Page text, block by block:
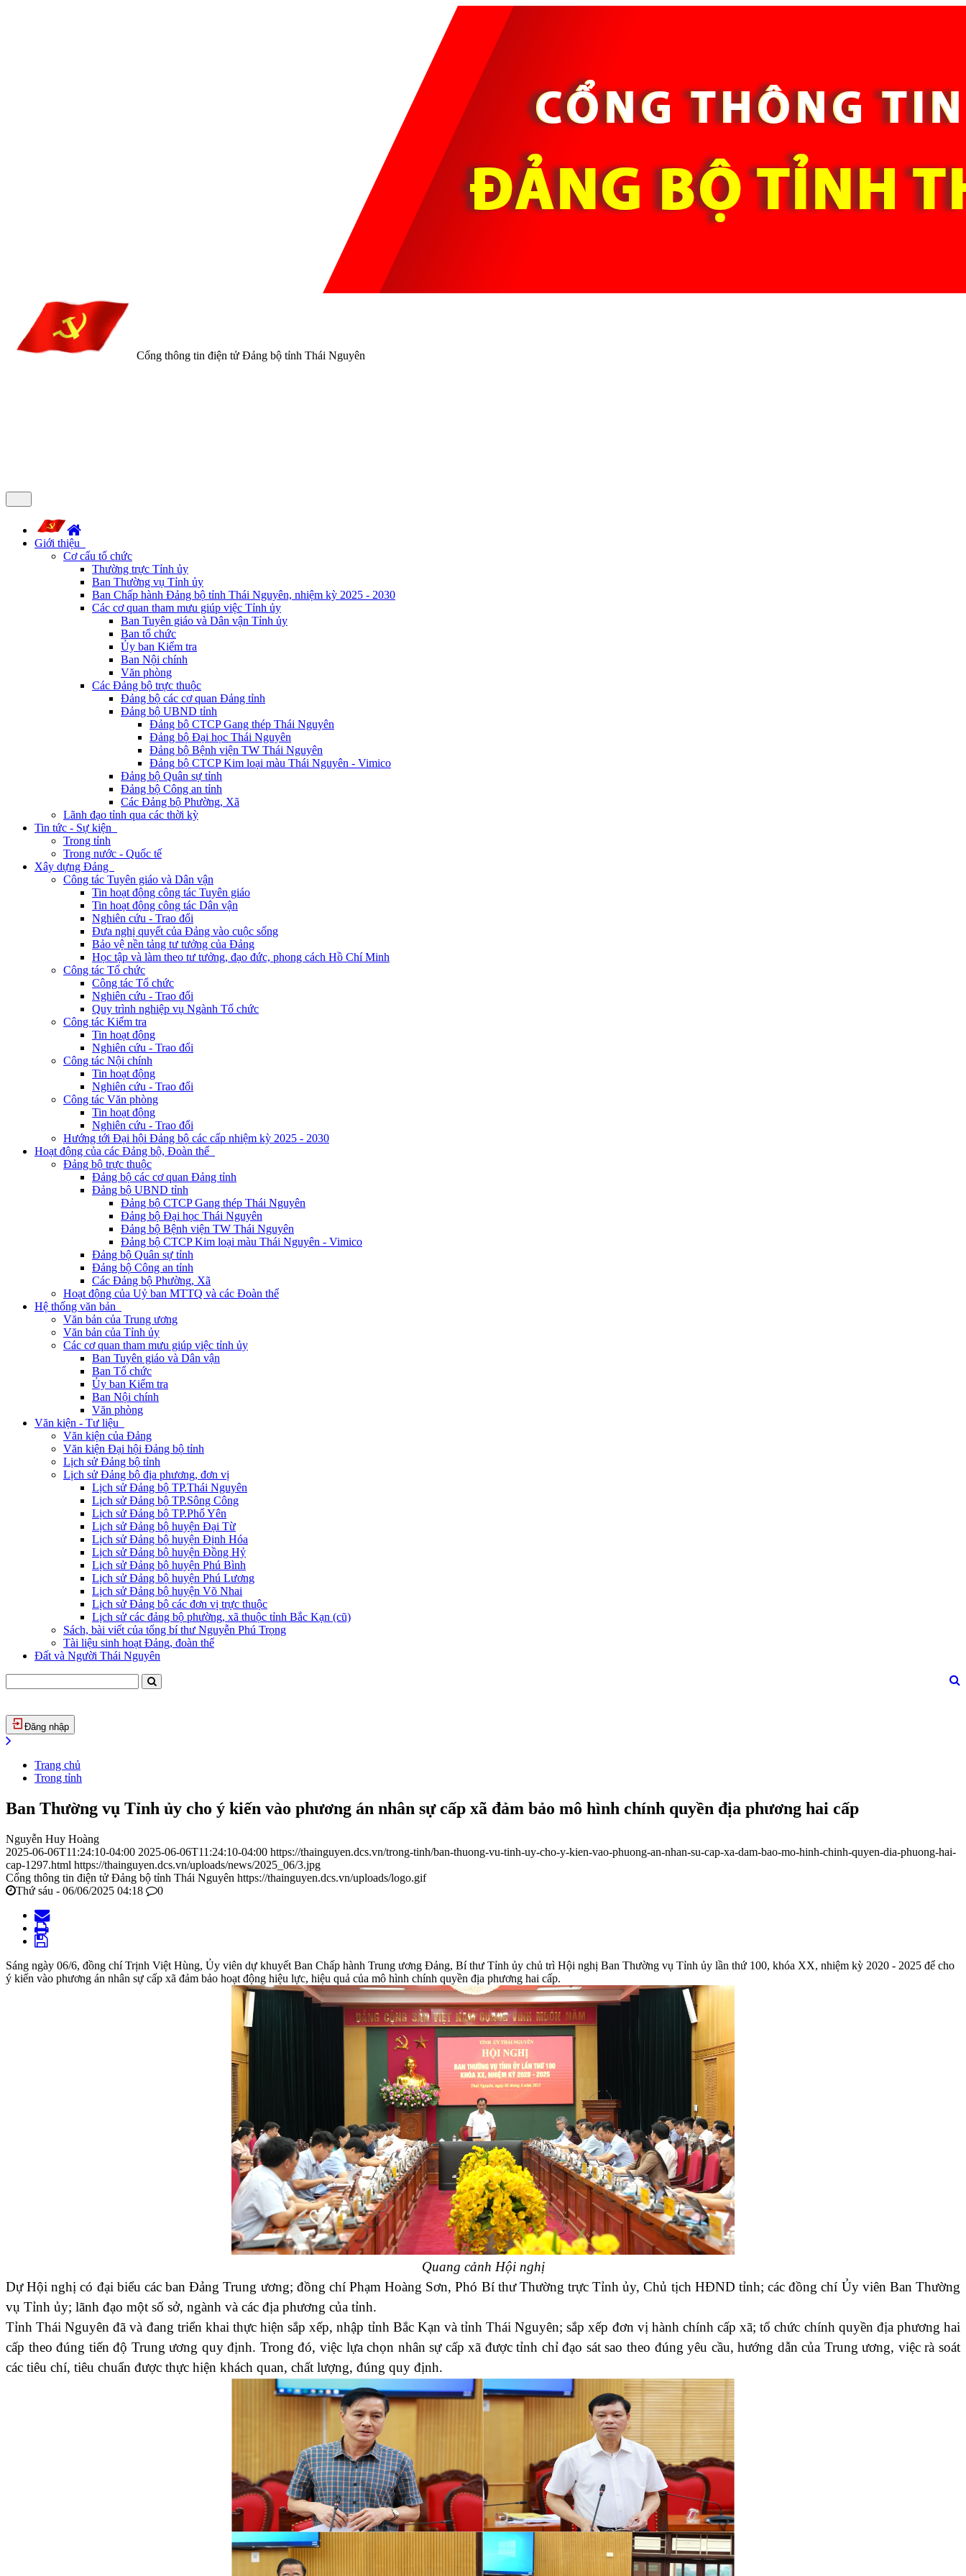
Cổng thông tin điện tử Đảng bộ tỉnh Thái Nguyên
Giới thiệu
Cơ cấu tổ chức
Thường trực Tỉnh ủy
Ban Thường vụ Tỉnh ủy
Ban Chấp hành Đảng bộ tỉnh Thái Nguyên, nhiệm kỳ 2025 - 2030
Các cơ quan tham mưu giúp việc Tỉnh ủy
Ban Tuyên giáo và Dân vận Tỉnh ủy
Ban tổ chức
Ủy ban Kiểm tra
Ban Nội chính
Văn phòng
Các Đảng bộ trực thuộc
Đảng bộ các cơ quan Đảng tỉnh
Đảng bộ UBND tỉnh
Đảng bộ CTCP Gang thép Thái Nguyên
Đảng bộ Đại học Thái Nguyên
Đảng bộ Bệnh viện TW Thái Nguyên
Đảng bộ CTCP Kim loại màu Thái Nguyên - Vimico
Đảng bộ Quân sự tỉnh
Đảng bộ Công an tỉnh
Các Đảng bộ Phường, Xã
Lãnh đạo tỉnh qua các thời kỳ
Tin tức - Sự kiện
Trong tỉnh
Trong nước - Quốc tế
Xây dựng Đảng
Công tác Tuyên giáo và Dân vận
Tin hoạt động công tác Tuyên giáo
Tin hoạt động công tác Dân vận
Nghiên cứu - Trao đổi
Đưa nghị quyết của Đảng vào cuộc sống
Bảo vệ nền tảng tư tưởng của Đảng
Học tập và làm theo tư tưởng, đạo đức, phong cách Hồ Chí Minh
Công tác Tổ chức
Công tác Tổ chức
Nghiên cứu - Trao đổi
Quy trình nghiệp vụ Ngành Tổ chức
Công tác Kiểm tra
Tin hoạt động
Nghiên cứu - Trao đổi
Công tác Nội chính
Tin hoạt động
Nghiên cứu - Trao đổi
Công tác Văn phòng
Tin hoạt động
Nghiên cứu - Trao đổi
Hướng tới Đại hội Đảng bộ các cấp nhiệm kỳ 2025 - 2030
Hoạt động của các Đảng bộ, Đoàn thể
Đảng bộ trực thuộc
Đảng bộ các cơ quan Đảng tỉnh
Đảng bộ UBND tỉnh
Đảng bộ CTCP Gang thép Thái Nguyên
Đảng bộ Đại học Thái Nguyên
Đảng bộ Bệnh viện TW Thái Nguyên
Đảng bộ CTCP Kim loại màu Thái Nguyên - Vimico
Đảng bộ Quân sự tỉnh
Đảng bộ Công an tỉnh
Các Đảng bộ Phường, Xã
Hoạt động của Uỷ ban MTTQ và các Đoàn thể
Hệ thống văn bản
Văn bản của Trung ương
Văn bản của Tỉnh ủy
Các cơ quan tham mưu giúp việc tỉnh ủy
Ban Tuyên giáo và Dân vận
Ban Tổ chức
Ủy ban Kiểm tra
Ban Nội chính
Văn phòng
Văn kiện - Tư liệu
Văn kiện của Đảng
Văn kiện Đại hội Đảng bộ tỉnh
Lịch sử Đảng bộ tỉnh
Lịch sử Đảng bộ địa phương, đơn vị
Lịch sử Đảng bộ TP.Thái Nguyên
Lịch sử Đảng bộ TP.Sông Công
Lịch sử Đảng bộ TP.Phổ Yên
Lịch sử Đảng bộ huyện Đại Từ
Lịch sử Đảng bộ huyện Định Hóa
Lịch sử Đảng bộ huyện Đồng Hỷ
Lịch sử Đảng bộ huyện Phú Bình
Lịch sử Đảng bộ huyện Phú Lương
Lịch sử Đảng bộ huyện Võ Nhai
Lịch sử Đảng bộ các đơn vị trực thuộc
Lịch sử các đảng bộ phường, xã thuộc tỉnh Bắc Kạn (cũ)
Sách, bài viết của tổng bí thư Nguyễn Phú Trọng
Tài liệu sinh hoạt Đảng, đoàn thể
Đất và Người Thái Nguyên
Đăng nhập
Trang chủ
Trong tỉnh
Ban Thường vụ Tỉnh ủy cho ý kiến vào phương án nhân sự cấp xã đảm bảo mô hình chính quyền địa phương hai cấp
Nguyễn Huy Hoàng
2025-06-06T11:24:10-04:00 2025-06-06T11:24:10-04:00 https://thainguyen.dcs.vn/trong-tinh/ban-thuong-vu-tinh-uy-cho-y-kien-vao-phuong-an-nhan-su-cap-xa-dam-bao-mo-hinh-chinh-quyen-dia-phuong-hai-
cap-1297.html https://thainguyen.dcs.vn/uploads/news/2025_06/3.jpg
Cổng thông tin điện tử Đảng bộ tỉnh Thái Nguyên https://thainguyen.dcs.vn/uploads/logo.gif
Thứ sáu - 06/06/2025 04:18
0
Sáng ngày 06/6, đồng chí Trịnh Việt Hùng, Ủy viên dự khuyết Ban Chấp hành Trung ương Đảng, Bí thư Tỉnh ủy chủ trì Hội nghị Ban Thường vụ Tỉnh ủy lần thứ 100, khóa XX, nhiệm kỳ 2020 - 2025 để cho
ý kiến vào phương án nhân sự cấp xã đảm bảo hoạt động hiệu lực, hiệu quả của mô hình chính quyền địa phương hai cấp.
Quang cảnh Hội nghị
Dự Hội nghị có đại biểu các ban Đảng Trung ương; đồng chí Phạm Hoàng Sơn, Phó Bí thư Thường trực Tỉnh ủy, Chủ tịch HĐND tỉnh; các đồng chí Ủy viên Ban Thường
vụ Tỉnh ủy; lãnh đạo một số sở, ngành và các địa phương của tỉnh.
Tỉnh Thái Nguyên đã và đang triển khai thực hiện sắp xếp, nhập tỉnh Bắc Kạn và tỉnh Thái Nguyên; sắp xếp đơn vị hành chính cấp xã; tổ chức chính quyền địa phương hai
cấp theo đúng tiến độ Trung ương quy định. Trong đó, việc lựa chọn nhân sự cấp xã được tỉnh chỉ đạo sát sao theo đúng yêu cầu, hướng dẫn của Trung ương, việc rà soát
các tiêu chí, tiêu chuẩn được thực hiện khách quan, chất lượng, đúng quy định.